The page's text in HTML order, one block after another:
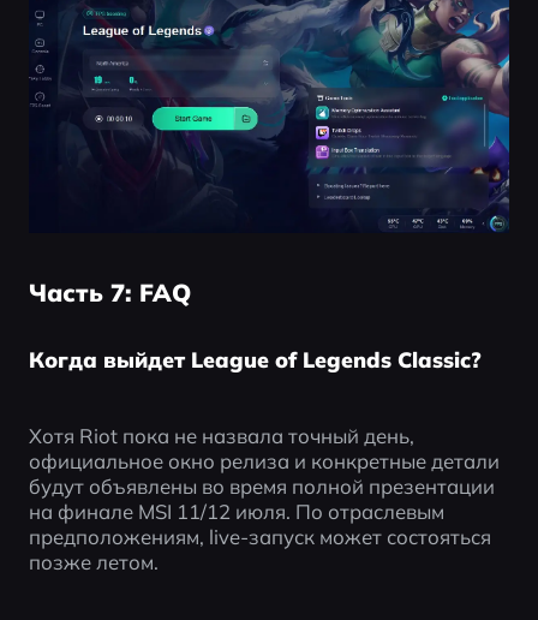
Часть 7: FAQ
Когда выйдет League of Legends Classic?
Хотя Riot пока не назвала точный день,
официальное окно релиза и конкретные детали
будут объявлены во время полной презентации
на финале MSI 11/12 июля. По отраслевым
предположениям, live-запуск может состояться
позже летом.